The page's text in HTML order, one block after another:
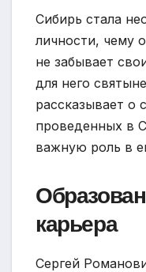
Сибирь стала
личности, чему
не забывает
для него
рассказывает о
проведенных в
важную роль в
карьера
Сергей